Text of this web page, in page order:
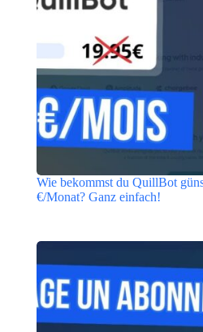
Wie bekommst du QuillBot
€/Monat? Ganz einfach!